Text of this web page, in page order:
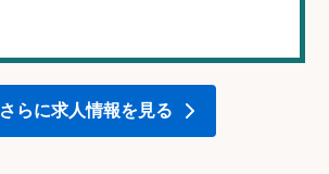
さらに求人情報を見る